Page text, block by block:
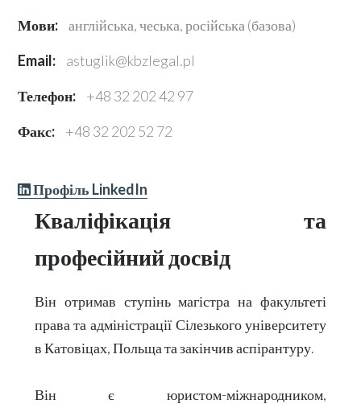
Мови:
англійська, чеська, російська (базова)
Email:
astuglik@kbzlegal.pl
Телефон:
+48 32 202 42 97
Факс:
+48 32 202 52 72
Профіль LinkedIn
Кваліфікація
та
професійнийдосвід
Він отримав ступінь магістра на факультеті
права та адміністрації Сілезького університету
в Катовіцах, Польща та закінчив аспірантуру.
Він є юристом-міжнародником,